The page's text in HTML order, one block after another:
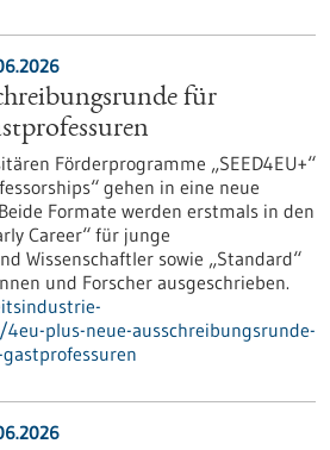
für
Förderprogramme „SEED4EU+“
gehen in eine neue
Formate werden erstmals in den
Career“ für junge
Wissenschaftler sowie „Standard“
und Forscher ausgeschrieben.
plus-neue-ausschreibungsrunde-